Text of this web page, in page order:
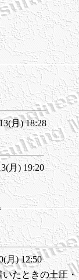
月) 18:28
月) 19:20
月) 12:50
たときの土圧